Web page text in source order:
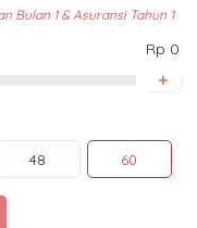
Bulan 1 & Asuransi Tahun 1
Rp 0
+
48 60